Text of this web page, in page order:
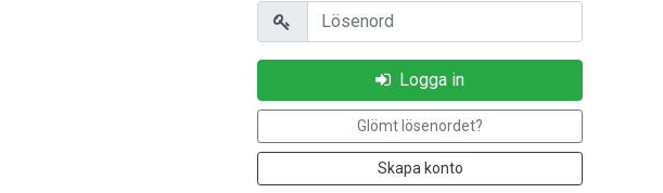
Lösenord
Logga in
Glömt lösenordet?
Skapa konto